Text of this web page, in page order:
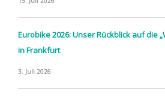
Eurobike 2026: Unser Rückblick auf die
in Frankfurt
3. Juli 2026